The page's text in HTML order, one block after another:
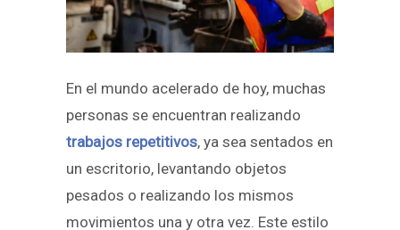
En el mundo acelerado de hoy, muchas
personas se encuentran realizando
trabajos repetitivos, ya sea sentados en
un escritorio, levantando objetos
pesados o realizando los mismos
movimientos una y otra vez. Este estilo